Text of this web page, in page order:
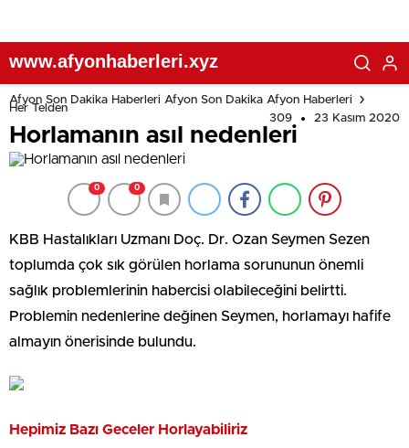
www.afyonhaberleri.xyz
Afyon Son Dakika Haberleri Afyon Son Dakika Afyon Haberleri
Her Telden
309
23 Kasım 2020
Horlamanın asıl nedenleri
0 0
KBB Hastalıkları Uzmanı Doç. Dr. Ozan Seymen Sezen
toplumda çok sık görülen horlama sorununun önemli
sağlık problemlerinin habercisi olabileceğini belirtti.
Problemin nedenlerine değinen Seymen, horlamayı hafife
almayın önerisinde bulundu.
Hepimiz Bazı Geceler Horlayabiliriz